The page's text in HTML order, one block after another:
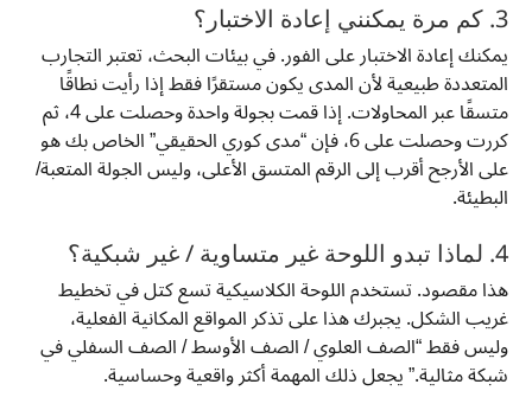
3. كم مرة يمكنني إعادة الاختبار؟
يمكنك إعادة الاختبار على الفور. في بيئات البحث، تعتبر التجارب
المتعددة طبيعية لأن المدى يكون مستقرًا فقط إذا رأيت نطاقًا
متسقًا عبر المحاولات. إذا قمت بجولة واحدة وحصلت على 4، ثم
كررت وحصلت على 6، فإن “مدى كوري الحقيقي” الخاص بك هو
على الأرجح أقرب إلى الرقم المتسق الأعلى، وليس الجولة المتعبة/
البطيئة.
4. لماذا تبدو اللوحة غير متساوية / غير شبكية؟
هذا مقصود. تستخدم اللوحة الكلاسيكية تسع كتل في تخطيط
غريب الشكل. يجبرك هذا على تذكر المواقع المكانية الفعلية،
وليس فقط “الصف العلوي / الصف الأوسط / الصف السفلي في
شبكة مثالية.” يجعل ذلك المهمة أكثر واقعية وحساسية.